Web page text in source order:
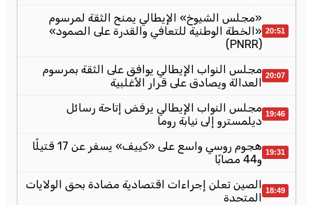
20:51
«مجلس الشيوخ» الإيطالي يمنح الثقة لمرسوم
«الخطة الوطنية للتعافي والقدرة على الصمود»
(PNRR)
20:07 مجلس النواب الإيطالي يوافق على الثقة بمرسوم
العدالة ويصادق على قرار الأغلبية
19:46 مجلس النواب الإيطالي يرفض إتاحة رسائل
ديلمسترو إلى نيابة روما
19:31
هجوم روسي واسع على «كييف» يسفر عن 17 قتيلًا
و44 مصابًا
18:49 الصين تعلن إجراءات اقتصادية مضادة بحق الولايات
المتحدة